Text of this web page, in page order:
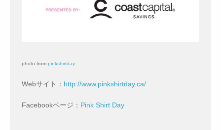
photo from pinkshirtday
Webサイト： http://www.pinkshirtday.ca/
Facebookページ： Pink Shirt Day